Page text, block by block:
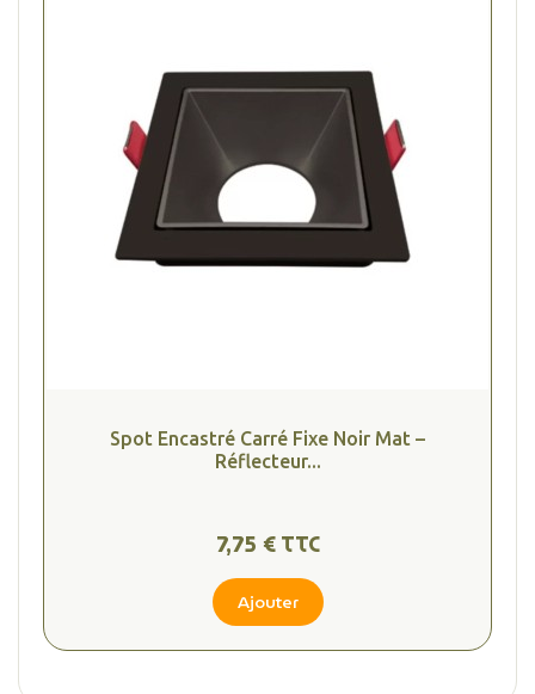
Spot Encastré Carré Fixe Noir Mat –
Réflecteur...
7,75 € TTC
Ajouter